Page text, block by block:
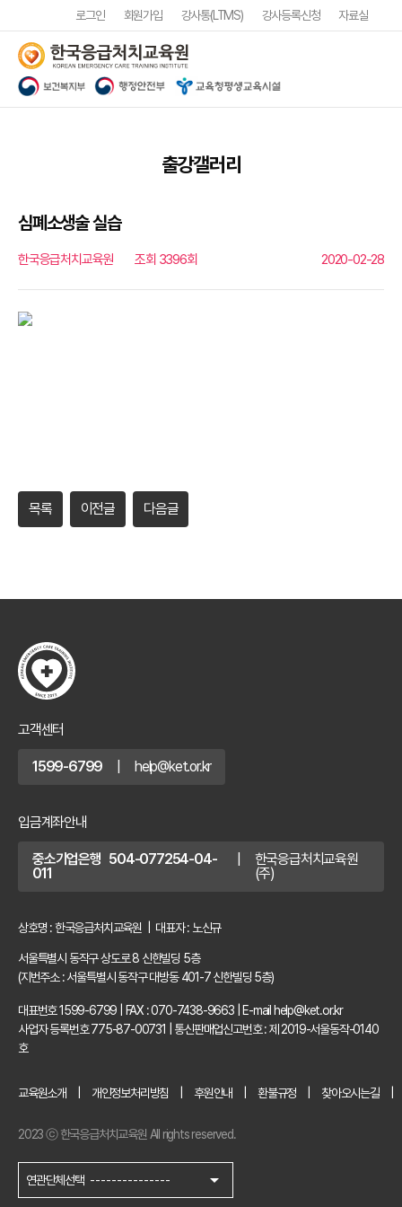
로그인 회원가입 강사통(LTMS) 강사등록신청 자료실
출강갤러리
심폐소생술 실습
한국응급처치교육원 조회 3396회 2020-02-28
목록 이전글 다음글
고객센터
1599-6799 help@ket.or.kr
입금계좌안내
중소기업은행 504-077254-04-
011
한국응급처치교육원
(주)
상호명 : 한국응급처치교육원 | 대표자 : 노신규
서울특별시 동작구 상도로 8 신한빌딩 5층
(지번주소 : 서울특별시 동작구 대방동 401-7 신한빌딩 5층)
대표번호 1599-6799 FAX : 070-7438-9663
E-mail help@ket.or.kr
사업자 등록번호 775-87-00731
통신판매업신고번호 : 제 2019-서울동작-0140
호
교육원소개 개인정보처리방침 후원안내 환불규정 찾아오시는길
2023 ⓒ 한국응급처치교육원 All rights reserved.
연관단체선택 --------------- arrow_drop_down